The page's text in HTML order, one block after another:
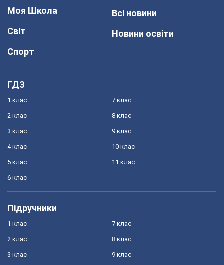
Моя Школа
Світ
Спорт
Всі новини
Новини освіти
ГДЗ
1 клас
2 клас
3 клас
4 клас
5 клас
6 клас
7 клас
8 клас
9 клас
10 клас
11 клас
Підручники
1 клас
2 клас
3 клас
7 клас
8 клас
9 клас